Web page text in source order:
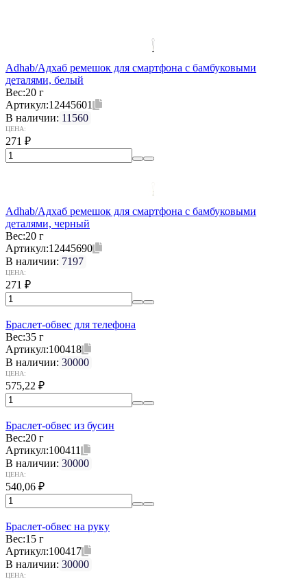
Adhab/Адхаб ремешок для смартфона с бамбуковыми
деталями, белый
Вес:20 г
Артикул:12445601
В наличии: 11560
ЦЕНА:
271 ₽
Adhab/Адхаб ремешок для смартфона с бамбуковыми
деталями, черный
Вес:20 г
Артикул:12445690
В наличии: 7197
ЦЕНА:
271 ₽
Браслет-обвес для телефона
Вес:35 г
Артикул:100418
В наличии: 30000
ЦЕНА:
575,22 ₽
Браслет-обвес из бусин
Вес:20 г
Артикул:100411
В наличии: 30000
ЦЕНА:
540,06 ₽
Браслет-обвес на руку
Вес:15 г
Артикул:100417
В наличии: 30000
ЦЕНА: